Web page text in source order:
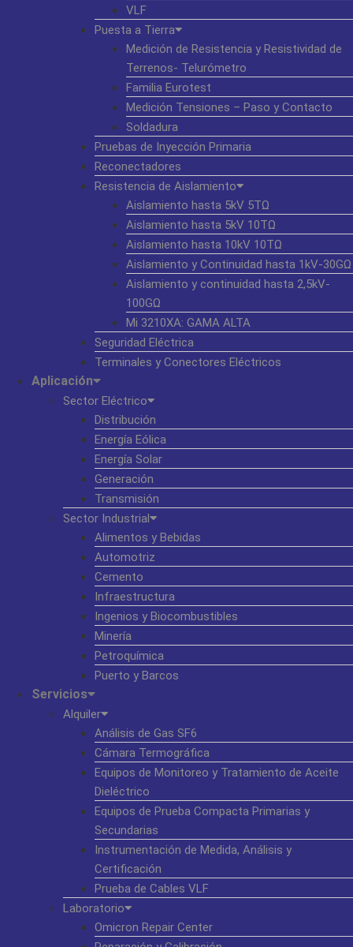
VLF
Puesta a Tierra
Medición de Resistencia y Resistividad de
Terrenos- Telurómetro
Familia Eurotest
Medición Tensiones – Paso y Contacto
Soldadura
Pruebas de Inyección Primaria
Reconectadores
Resistencia de Aislamiento
Aislamiento hasta 5kV 5TΩ
Aislamiento hasta 5kV 10TΩ
Aislamiento hasta 10kV 10TΩ
Aislamiento y Continuidad hasta 1kV-30GΩ
Aislamiento y continuidad hasta 2,5kV-
100GΩ
Mi 3210XA: GAMA ALTA
Seguridad Eléctrica
Terminales y Conectores Eléctricos
Aplicación
Sector Eléctrico
Distribución
Energía Eólica
Energía Solar
Generación
Transmisión
Sector Industrial
Alimentos y Bebidas
Automotriz
Cemento
Infraestructura
Ingenios y Biocombustibles
Minería
Petroquímica
Puerto y Barcos
Servicios
Alquiler
Análisis de Gas SF6
Cámara Termográfica
Equipos de Monitoreo y Tratamiento de Aceite
Dieléctrico
Equipos de Prueba Compacta Primarias y
Secundarias
Instrumentación de Medida, Análisis y
Certificación
Prueba de Cables VLF
Laboratorio
Omicron Repair Center